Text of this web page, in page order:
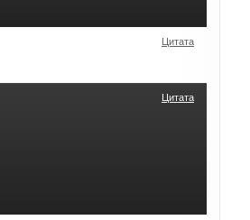
Цитата
Цитата